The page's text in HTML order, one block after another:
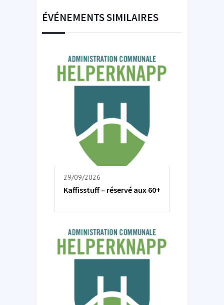
ÉVÉNEMENTS SIMILAIRES
29/09/2026
Kaffisstuff – réservé aux 60+